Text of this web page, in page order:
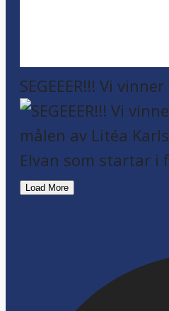
SEGEEER!!! Vi
Elvan som startar i
Load More